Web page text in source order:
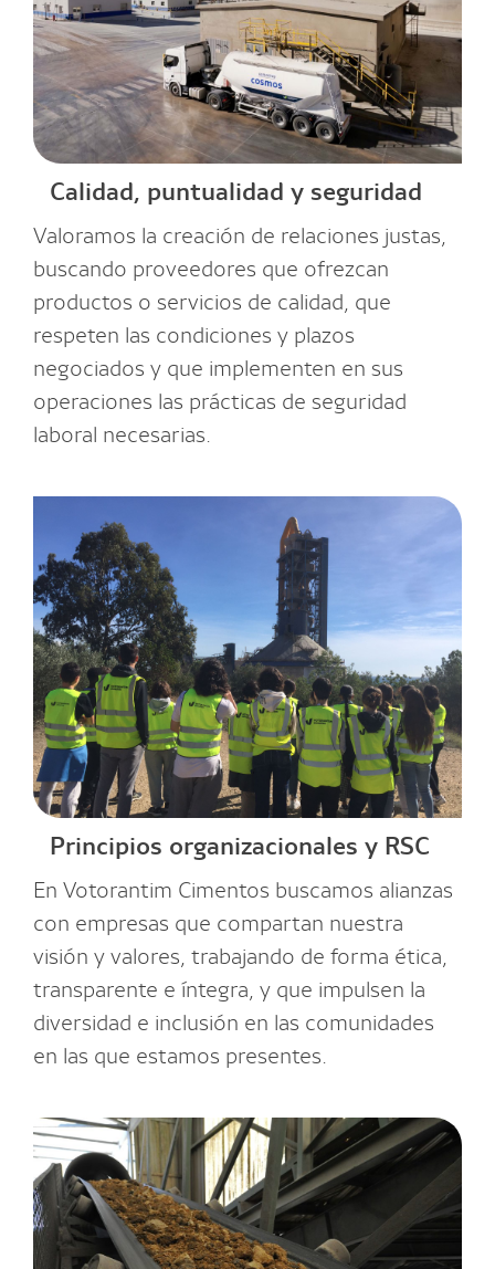
Calidad, puntualidad y seguridad
Valoramos la creación de relaciones justas,
buscando proveedores que ofrezcan
productos o servicios de calidad, que
respeten las condiciones y plazos
negociados y que implementen en sus
operaciones las prácticas de seguridad
laboral necesarias.
Principios organizacionales y RSC
En Votorantim Cimentos buscamos alianzas
con empresas que compartan nuestra
visión y valores, trabajando de forma ética,
transparente e íntegra, y que impulsen la
diversidad e inclusión en las comunidades
en las que estamos presentes.